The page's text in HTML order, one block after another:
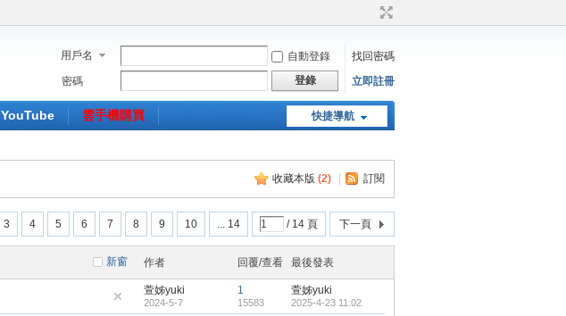
用戶名 自動登錄
找回密碼
密碼
登錄 立即註冊
快捷導航
YouTube
雲手機購買
收藏本版 (2) 訂閱
3 4 5 6 7 8 9 10 ... 14 / 14 頁 下一頁
新窗 作者 回覆/查看 最後發表
萱姊yuki
2024-5-7
1
15583
萱姊yuki
2025-4-23 11:02